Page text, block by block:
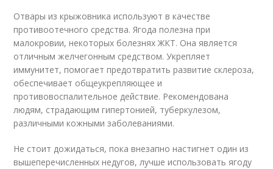
Отвары из крыжовника используют в качестве
противоотечного средства. Ягода полезна при
малокровии, некоторых болезнях ЖКТ. Она является
отличным желчегонным средством. Укрепляет
иммунитет, помогает предотвратить развитие склероза,
обеспечивает общеукрепляющее и
противовоспалительное действие. Рекомендована
людям, страдающим гипертонией, туберкулезом,
различными кожными заболеваниями.
Не стоит дожидаться, пока внезапно настигнет один из
вышеперечисленных недугов, лучше использовать ягоду